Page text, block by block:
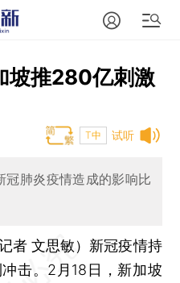
坡推280亿刺激
试听
T中
冠肺炎疫情造成的影响比
者 文思敏） 新冠疫情持
击。2月18日，新加坡